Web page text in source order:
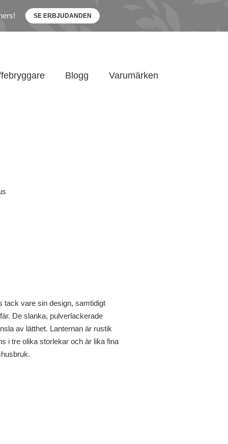
SE ERBJUDANDEN
Blogg Varumärken
tack vare sin design, samtidigt
De slanka, pulverlackerade
av lätthet. Lanternan är rustik
i tre olika storlekar och är lika fina